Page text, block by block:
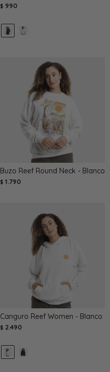
$ 990
Buzo Reef Round Neck - Blanco
$ 1.790
Canguro Reef Women - Blanco
$ 2.490